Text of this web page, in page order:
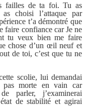
failles de ta foi. Tu as
choisi l’attaque par
t’a démontré que
faire confiance car Je ne
tu veux bien me faire
chose d’un œil neuf et
de toi, c’est que tu ne
scolie, lui demandai
pas morte en vain car
parler, j’examinerai
de stabilité et agirai